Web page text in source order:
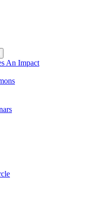
An Impact